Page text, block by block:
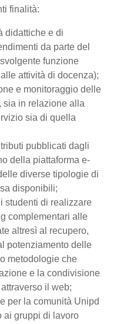
finalità:
didattiche e di
da parte del
funzione
attività di docenza);
e monitoraggio delle
sia in relazione alla
sia di quella
pubblicati dagli
della piattaforma e-
diverse tipologie di
disponibili;
studenti di realizzare
complementari alle
altresì al recupero,
potenziamento delle
metodologie che
e la condivisione
il web;
per la comunità Unipd
ai gruppi di lavoro